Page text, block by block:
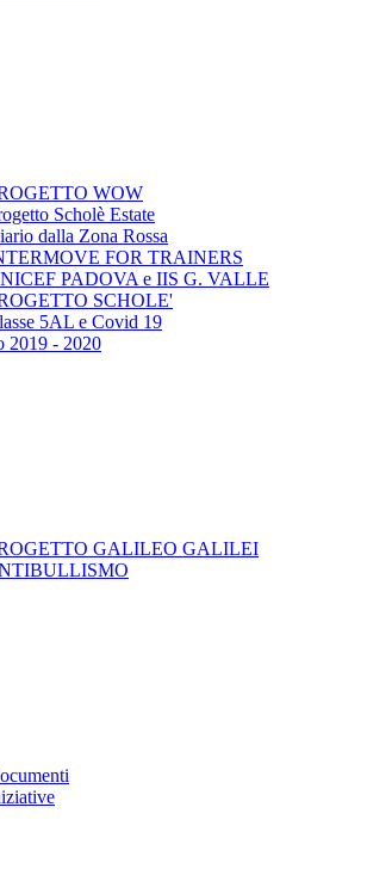
WOW
Scholè Estate
dalla Zona Rossa
FOR TRAINERS
PADOVA e IIS G. VALLE
SCHOLE'
5AL e Covid 19
2019 - 2020
GALILEO GALILEI